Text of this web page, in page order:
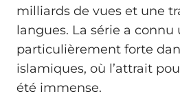
milliards de vues et une
langues. La série a
particulièrement forte
islamiques, où l’attrait
été immense.